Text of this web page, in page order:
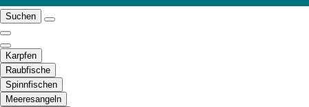
Suchen
Karpfen
Raubfische
Spinnfischen
Meeresangeln